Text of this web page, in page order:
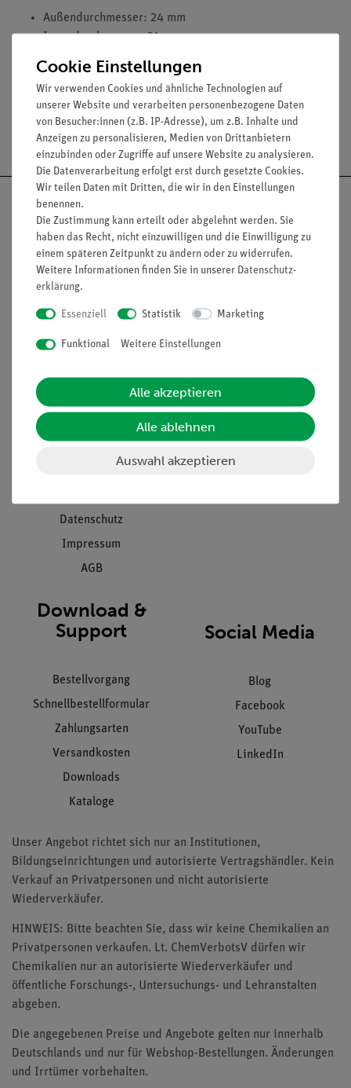
Außendurchmesser: 24 mm
Innendurchmesser: 21 mm
Versandkostenfrei ab 300,- €
Nach oben
Informationen
Projekte und Lösungen
Datenschutz
Impressum
AGB
Service
Beratung & Showroom
Inventarisierungs- &
Einräumservice
Inbetriebnahme & Schulungen
Download &
Support
Bestellvorgang
Schnellbestellformular
Zahlungsarten
Versandkosten
Downloads
Kataloge
Social Media
Blog
Facebook
YouTube
LinkedIn
Unser Angebot richtet sich nur an Institutionen,
Bildungseinrichtungen und autorisierte Vertragshändler. Kein
Verkauf an Privatpersonen und nicht autorisierte
Wiederverkäufer.
HINWEIS: Bitte beachten Sie, dass wir keine Chemikalien an
Privatpersonen verkaufen. Lt. ChemVerbotsV dürfen wir
Chemikalien nur an autorisierte Wiederverkäufer und
öffentliche Forschungs-, Untersuchungs- und Lehranstalten
abgeben.
Die angegebenen Preise und Angebote gelten nur innerhalb
Deutschlands und nur für Webshop-Bestellungen. Änderungen
und Irrtümer vorbehalten.
Cookie Einstellungen
Wir verwenden Cookies und ähnliche Technologien auf
unserer Website und verarbeiten personenbezogene Daten
von Besucher:innen (z.B. IP-Adresse), um z.B. Inhalte und
Anzeigen zu personalisieren, Medien von Drittanbietern
einzubinden oder Zugriffe auf unsere Website zu analysieren.
Die Datenverarbeitung erfolgt erst durch gesetzte Cookies.
Wir teilen Daten mit Dritten, die wir in den Einstellungen
benennen.
Die Zustimmung kann erteilt oder abgelehnt werden. Sie
haben das Recht, nicht einzuwilligen und die Einwilligung zu
einem späteren Zeitpunkt zu ändern oder zu widerrufen.
Weitere Informationen finden Sie in unserer Daten­schutz­
erklärung.
Essenziell Statistik Marketing
Funktional Weitere Einstellungen
Alle akzeptieren
Alle ablehnen
Auswahl akzeptieren